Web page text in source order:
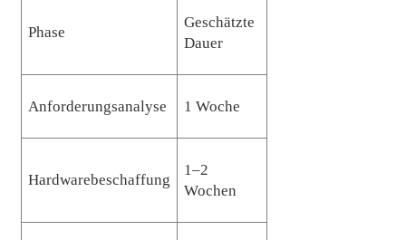
Phase
Geschätzte
Dauer
Anforderungsanalyse 1 Woche
Hardwarebeschaffung
1–2
Wochen